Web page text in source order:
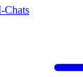
Chats